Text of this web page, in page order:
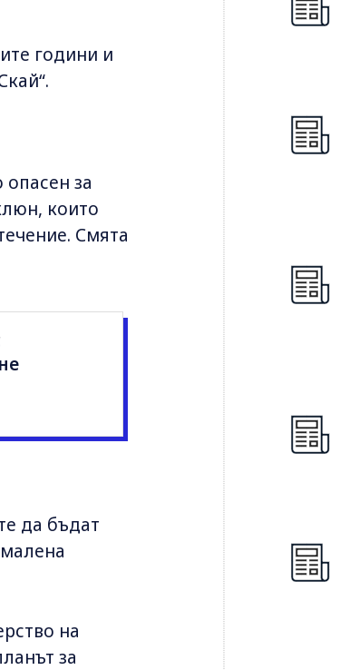
години и
за
които
Смята
да бъдат
на
за